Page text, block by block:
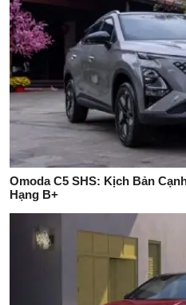
Omoda C5 SHS: Kịch Bản
Hạng B+